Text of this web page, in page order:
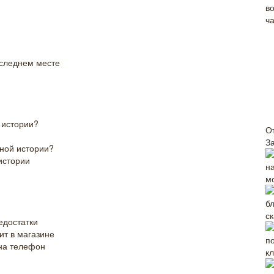
месте
истории?
в магазине
телефон